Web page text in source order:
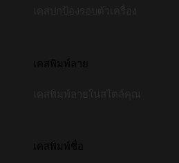
เคสพิมพ์ลาย
เคสพิมพ์ชื่อ